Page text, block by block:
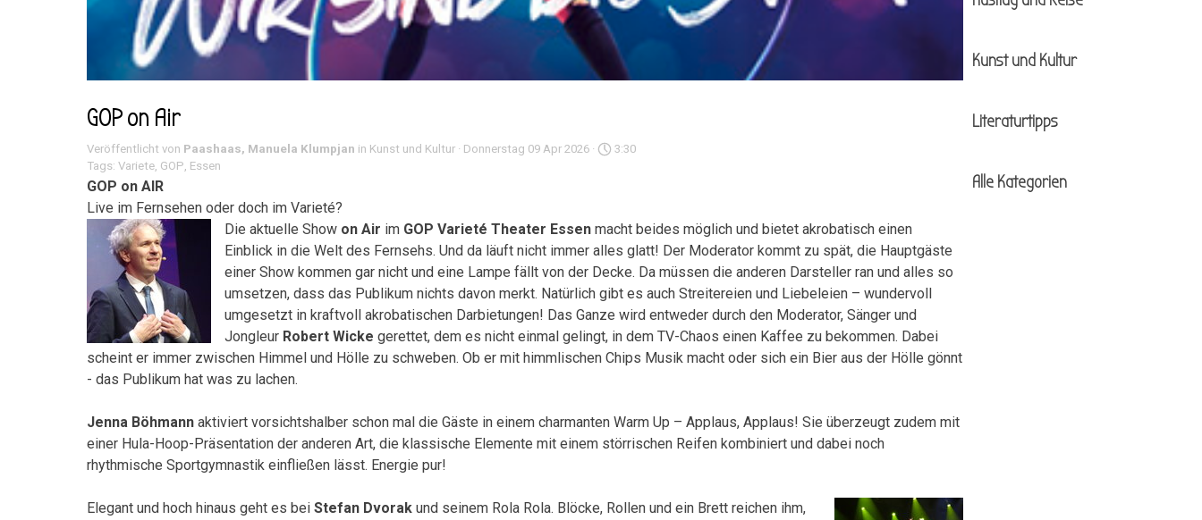
GOP on Air
Veröffentlicht von Paashaas, Manuela Klumpjan in Kunst und Kultur · Donnerstag 09 Apr 2026 ·
3:30
Tags: Variete, GOP, Essen
GOP on AIR
Live im Fernsehen oder doch im Varieté?
Die aktuelle Show on Air im GOP Varieté Theater Essen macht beides möglich und bietet akrobatisch einen
Einblick in die Welt des Fernsehs. Und da läuft nicht immer alles glatt! Der Moderator kommt zu spät, die Hauptgäste
einer Show kommen gar nicht und eine Lampe fällt von der Decke. Da müssen die anderen Darsteller ran und alles so
umsetzen, dass das Publikum nichts davon merkt. Natürlich gibt es auch Streitereien und Liebeleien – wundervoll
umgesetzt in kraftvoll akrobatischen Darbietungen! Das Ganze wird entweder durch den Moderator, Sänger und
Jongleur Robert Wicke gerettet, dem es nicht einmal gelingt, in dem TV-Chaos einen Kaffee zu bekommen. Dabei
scheint er immer zwischen Himmel und Hölle zu schweben. Ob er mit himmlischen Chips Musik macht oder sich ein Bier aus der Hölle gönnt
- das Publikum hat was zu lachen.
Jenna Böhmann aktiviert vorsichtshalber schon mal die Gäste in einem charmanten Warm Up – Applaus, Applaus! Sie überzeugt zudem mit
einer Hula-Hoop-Präsentation der anderen Art, die klassische Elemente mit einem störrischen Reifen kombiniert und dabei noch
rhythmische Sportgymnastik einfließen lässt. Energie pur!
Elegant und hoch hinaus geht es bei Stefan Dvorak und seinem Rola Rola. Blöcke, Rollen und ein Brett reichen ihm,
Kunst und Kultur
Literaturtipps
Alle Kategorien